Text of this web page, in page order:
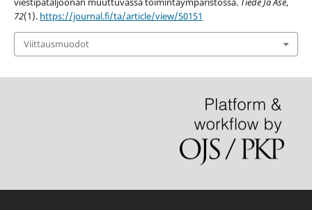
72(1). https://journal.fi/ta/article/view/50151
Viittausmuodot